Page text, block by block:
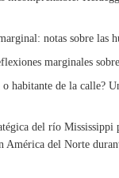
notas sobre las
marginales
habitante de la calle?
del río Mississippi
América del Norte